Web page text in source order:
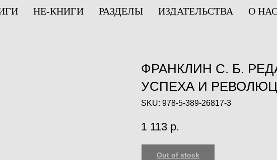
НЕ-КНИГИ РАЗДЕЛЫ ИЗДАТЕЛЬСТВА О
ФРАНКЛИН С. Б.
УСПЕХА И
SKU: 978-5-389-26817-3
1 113 р.
Out of stock